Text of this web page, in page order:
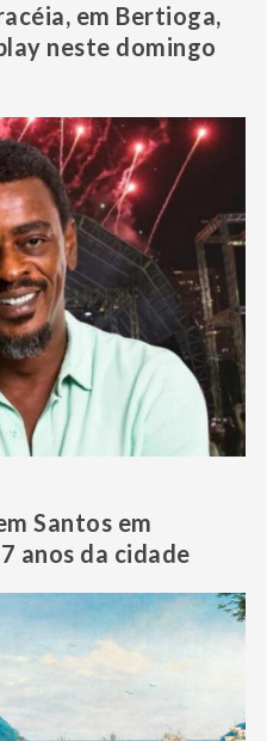
em Bertioga,
neste domingo
Santos em
anos da cidade